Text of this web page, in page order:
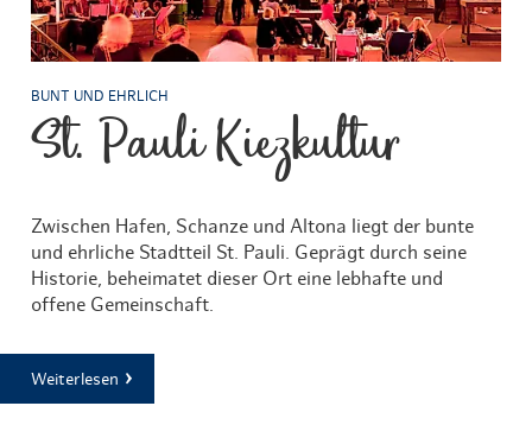
BUNT UND EHRLICH
St. Pauli Kiezkultur
Zwischen Hafen, Schanze und Altona liegt der bunte
und ehrliche Stadtteil St. Pauli. Geprägt durch seine
Historie, beheimatet dieser Ort eine lebhafte und
offene Gemeinschaft.
Weiterlesen